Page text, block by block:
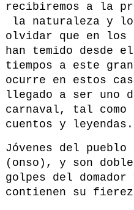
recibiremos a la
la naturaleza y lo
olvidar que en los
han temido desde
tiempos a este
ocurre en estos
llegado a ser uno
carnaval, tal como
cuentos y leyendas.
Jóvenes del
(onso), y son
golpes del
contienen su